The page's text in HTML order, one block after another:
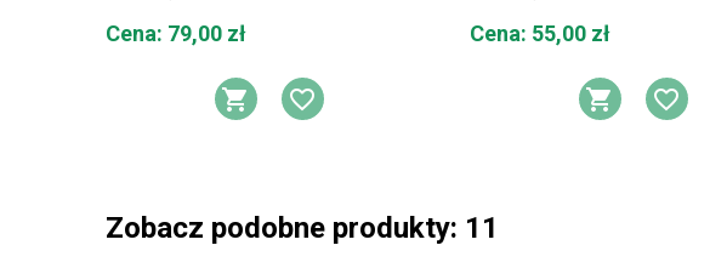
Cena
Cena: 79,00 zł
DODAJ DO KOSZYKA
DODAJ DO LISTY ŻYCZEŃ
Cena
Cena: 55,00 zł
DODAJ
Zobacz podobne produkty: 11